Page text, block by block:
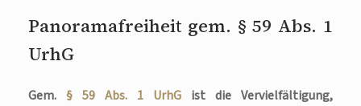
Panoramafreiheit gem. § 59 Abs. 1
UrhG
Gem. § 59 Abs. 1 UrhG ist die Vervielfältigung,